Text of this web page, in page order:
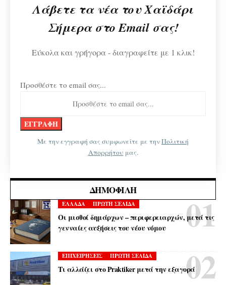
Λάβετε τα νέα του Χαϊδάρι
Σήμερα στο Email σας!
Εύκολα και γρήγορα - διαγραφείτε με 1 κλικ!
Προσθέστε το email σας...
Με την εγγραφή σας συμφωνείτε με τηνΠολιτική
Απορρήτου μας.
ΔΗΜΟΦΙΛΉ
ΕΛΛΑΔΑ ΠΡΩΤΗ ΣΕΛΙΔΑ
Οι μισθοί δημάρχων – περιφερειαρχών, μετά τις
γενναίες αυξήσεις του νέου νόμου
ΕΠΙΧΕΙΡΗΣΕΙΣ ΠΡΩΤΗ ΣΕΛΙΔΑ
Τι αλλάζει στο Praktiker μετά την εξαγορά